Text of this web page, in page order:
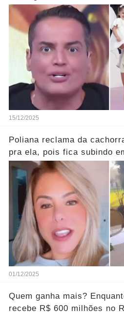
15/12/2025
Poliana reclama da
pra ela, pois fica subindo
01/12/2025
Quem ganha mais?
recebe R$ 600 milhões no